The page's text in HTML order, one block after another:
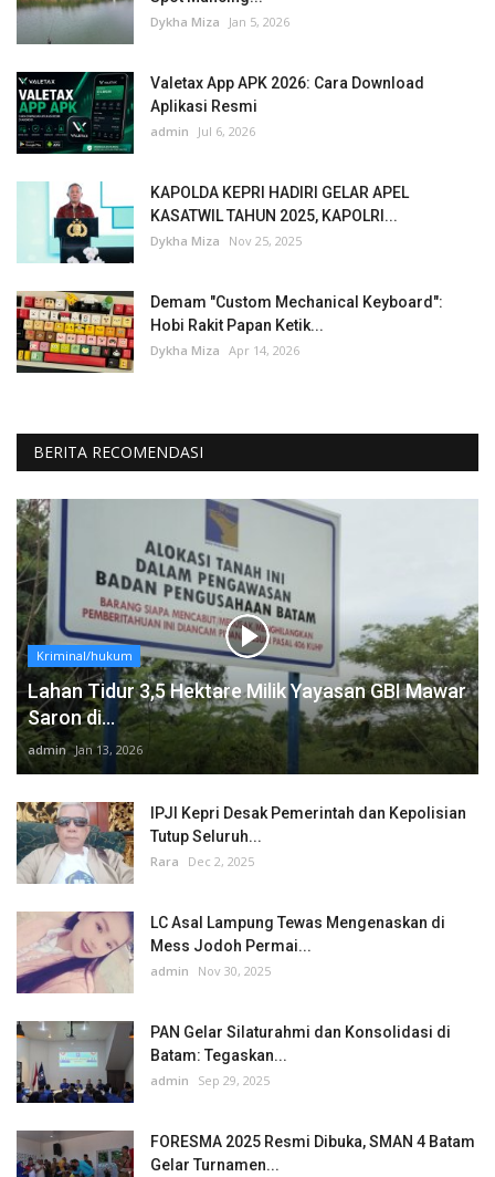
Dykha Miza Jan 5, 2026
Valetax App APK 2026: Cara Download
Aplikasi Resmi
admin Jul 6, 2026
KAPOLDA KEPRI HADIRI GELAR APEL
KASATWIL TAHUN 2025, KAPOLRI...
Dykha Miza Nov 25, 2025
Demam "Custom Mechanical Keyboard":
Hobi Rakit Papan Ketik...
Dykha Miza Apr 14, 2026
BERITA RECOMENDASI
Kriminal/hukum
Lahan Tidur 3,5 Hektare Milik Yayasan GBI Mawar
Saron di...
admin Jan 13, 2026
IPJI Kepri Desak Pemerintah dan Kepolisian
Tutup Seluruh...
Rara Dec 2, 2025
LC Asal Lampung Tewas Mengenaskan di
Mess Jodoh Permai...
admin Nov 30, 2025
PAN Gelar Silaturahmi dan Konsolidasi di
Batam: Tegaskan...
admin Sep 29, 2025
FORESMA 2025 Resmi Dibuka, SMAN 4 Batam
Gelar Turnamen...